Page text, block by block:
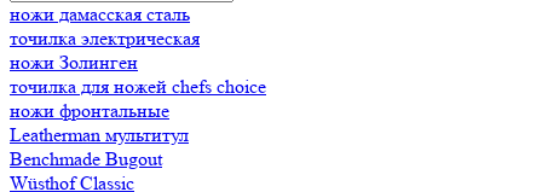
ножи дамасская сталь
точилка электрическая
ножи Золинген
точилка для ножей chefs choice
ножи фронтальные
Leatherman мультитул
Benchmade Bugout
Wüsthof Classic